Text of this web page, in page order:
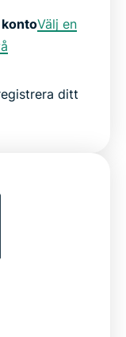
Välj en
ditt